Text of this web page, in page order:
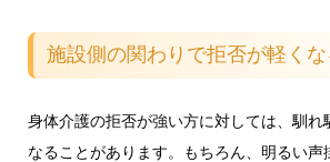
施設側の関わりで拒否が軽く
身体介護の拒否が強い方に対しては、馴れ
なることがあります。もちろん、明るい声